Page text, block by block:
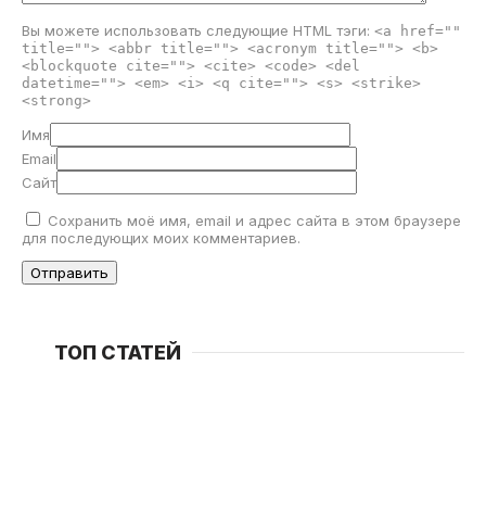
Вы можете использовать следующие HTML тэги: <a href=""
title=""> <abbr title=""> <acronym title=""> <b>
<blockquote cite=""> <cite> <code> <del
datetime=""> <em> <i> <q cite=""> <s> <strike>
<strong>
Имя
Email
Сайт
Сохранить моё имя, email и адрес сайта в этом браузере
для последующих моих комментариев.
ТОП СТАТЕЙ